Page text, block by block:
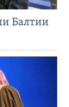
Балтии